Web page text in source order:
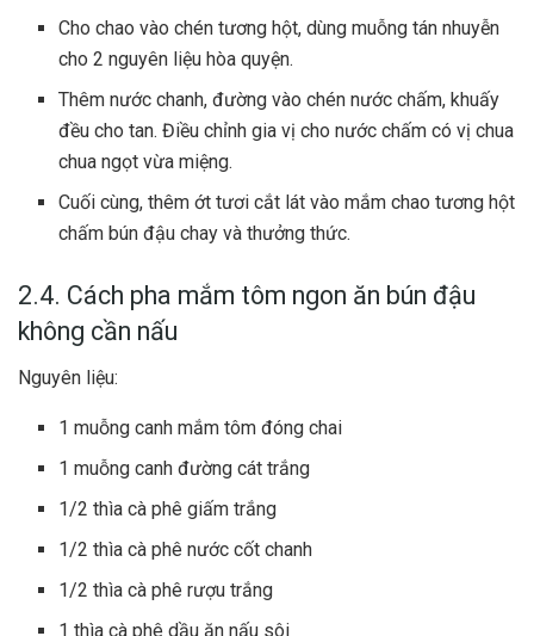
Cho chao vào chén tương hột, dùng muỗng tán nhuyễn
cho 2 nguyên liệu hòa quyện.
Thêm nước chanh, đường vào chén nước chấm, khuấy
đều cho tan. Điều chỉnh gia vị cho nước chấm có vị chua
chua ngọt vừa miệng.
Cuối cùng, thêm ớt tươi cắt lát vào mắm chao tương hột
chấm bún đậu chay và thưởng thức.
2.4. Cách pha mắm tôm ngon ăn bún đậu
không cần nấu
Nguyên liệu:
1 muỗng canh mắm tôm đóng chai
1 muỗng canh đường cát trắng
1/2 thìa cà phê giấm trắng
1/2 thìa cà phê nước cốt chanh
1/2 thìa cà phê rượu trắng
1 thìa cà phê dầu ăn nấu sôi